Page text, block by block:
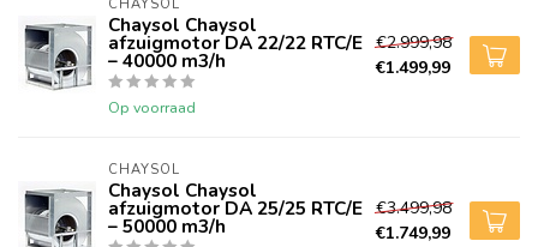
CHAYSOL
Chaysol Chaysol
afzuigmotor DA 22/22 RTC/E
– 40000 m3/h
Op voorraad
€2.999,98
€1.499,99
CHAYSOL
Chaysol Chaysol
afzuigmotor DA 25/25 RTC/E
– 50000 m3/h
€3.499,98
€1.749,99